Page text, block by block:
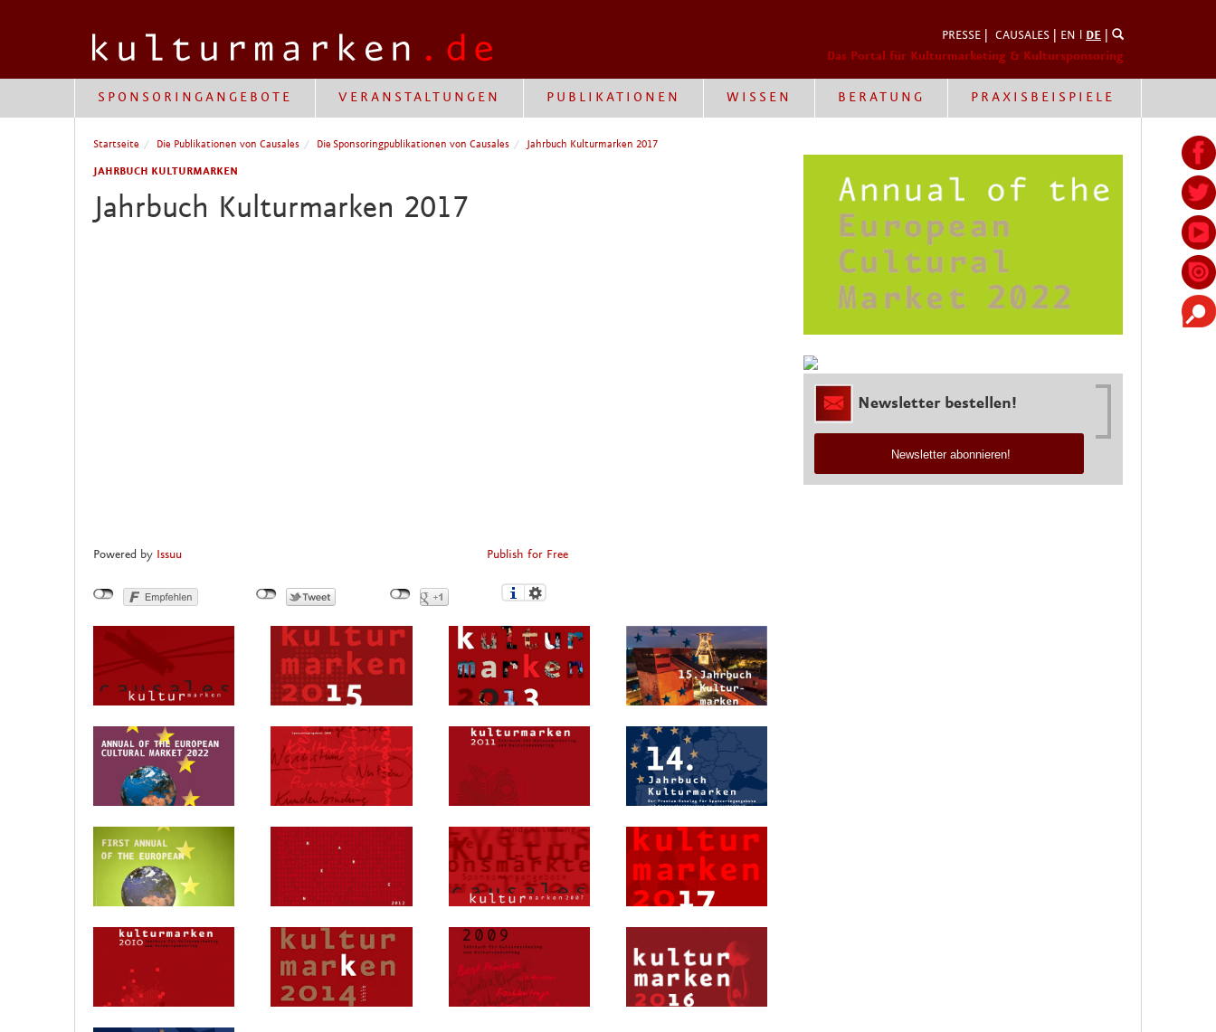
PRESSE CAUSALES EN DE
Das Portal für Kulturmarketing & Kultursponsoring
SPONSORINGANGEBOTE VERANSTALTUNGEN PUBLIKATIONEN WISSEN BERATUNG PRAXISBEISPIELE
Startseite Die Publikationen von Causales Die Sponsoringpublikationen von Causales Jahrbuch Kulturmarken 2017
JAHRBUCH KULTURMARKEN
Jahrbuch Kulturmarken 2017
Powered by Issuu Publish for Free
Newsletter bestellen!
Newsletter abonnieren!